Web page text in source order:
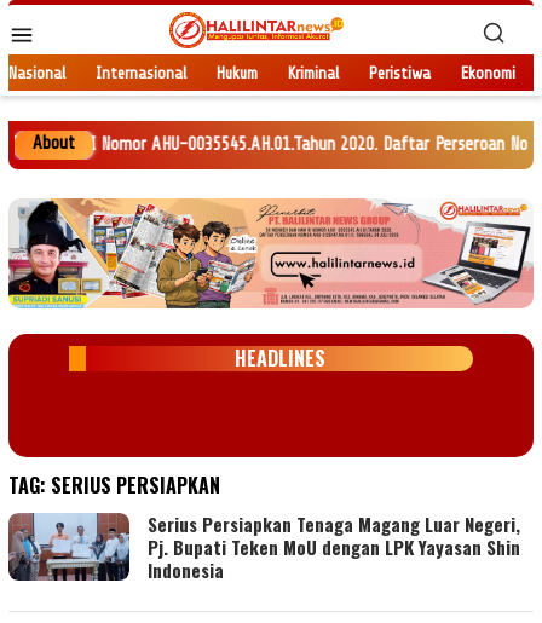
ke
kontenMobile
Nasional Internasional Hukum Kriminal Peristiwa Ekonomi
About
HAM RI Nomor AHU-0035545.AH.01.Tahun 2020. Daftar Perseroan
HEADLINES
TAG: SERIUS PERSIAPKAN
Serius Persiapkan Tenaga Magang Luar Negeri,
Pj. Bupati Teken MoU dengan LPK Yayasan Shin
Indonesia